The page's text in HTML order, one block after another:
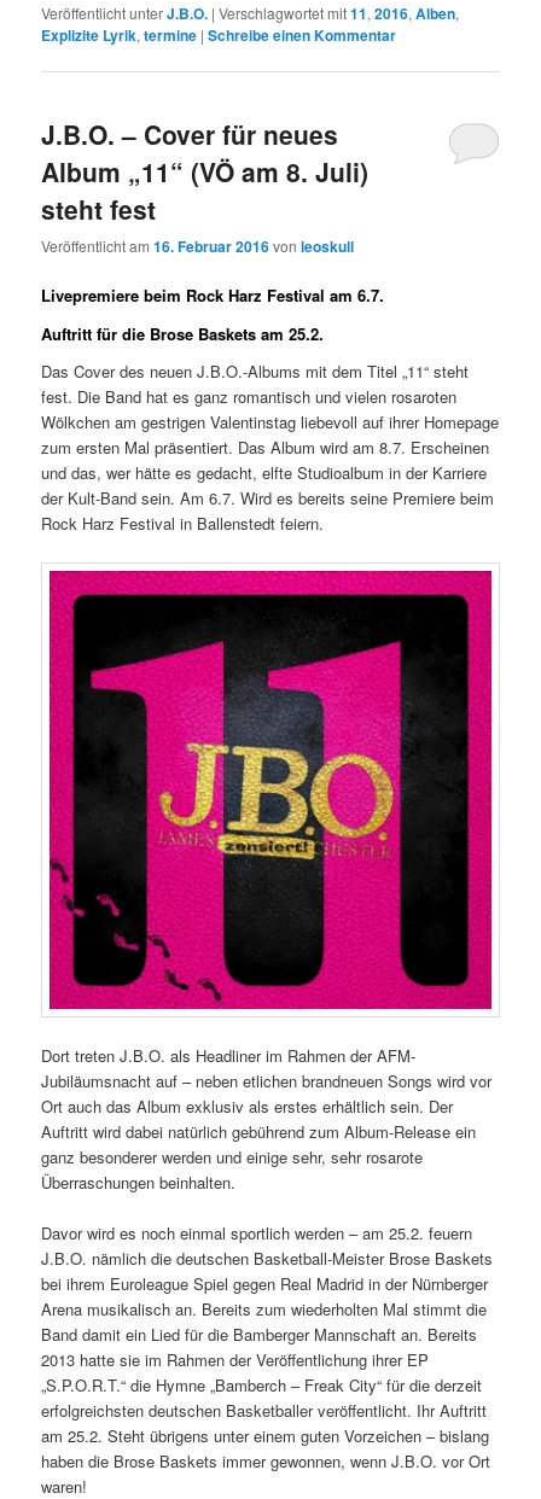
Veröffentlicht unterJ.B.O. |Verschlagwortet mit11,2016,Alben,
Explizite Lyrik,termine |Schreibe einen Kommentar
J.B.O. – Cover für neues
Album „11“ (VÖ am 8. Juli)
steht fest
Veröffentlicht am16. Februar 2016vonleoskull
Livepremiere beim Rock Harz Festival am 6.7.
Auftritt für die Brose Baskets am 25.2.
Das Cover des neuen J.B.O.-Albums mit dem Titel „11“ steht
fest. Die Band hat es ganz romantisch und vielen rosaroten
Wölkchen am gestrigen Valentinstag liebevoll auf ihrer Homepage
zum ersten Mal präsentiert. Das Album wird am 8.7. Erscheinen
und das, wer hätte es gedacht, elfte Studioalbum in der Karriere
der Kult-Band sein. Am 6.7. Wird es bereits seine Premiere beim
Rock Harz Festival in Ballenstedt feiern.
Dort treten J.B.O. als Headliner im Rahmen der AFM-
Jubiläumsnacht auf – neben etlichen brandneuen Songs wird vor
Ort auch das Album exklusiv als erstes erhältlich sein. Der
Auftritt wird dabei natürlich gebührend zum Album-Release ein
ganz besonderer werden und einige sehr, sehr rosarote
Überraschungen beinhalten.
Davor wird es noch einmal sportlich werden – am 25.2. feuern
J.B.O. nämlich die deutschen Basketball-Meister Brose Baskets
bei ihrem Euroleague Spiel gegen Real Madrid in der Nürnberger
Arena musikalisch an. Bereits zum wiederholten Mal stimmt die
Band damit ein Lied für die Bamberger Mannschaft an. Bereits
2013 hatte sie im Rahmen der Veröffentlichung ihrer EP
„S.P.O.R.T.“ die Hymne „Bamberch – Freak City“ für die derzeit
erfolgreichsten deutschen Basketballer veröffentlicht. Ihr Auftritt
am 25.2. Steht übrigens unter einem guten Vorzeichen – bislang
haben die Brose Baskets immer gewonnen, wenn J.B.O. vor Ort
waren!